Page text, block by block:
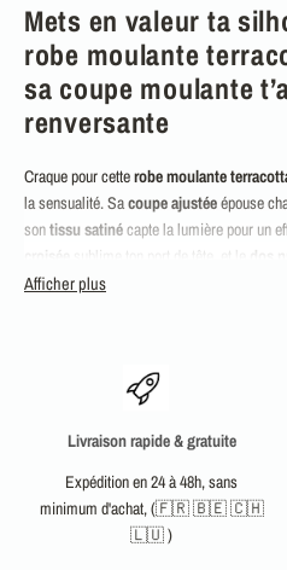
Mets en valeur ta
robe moulante
sa coupe moulante
renversante
Craque pour cetterobe moulante
la sensualité. Sacoupe ajustéeépouse
sontissu satinécapte la lumière pour un
croisée
sublime ton port de tête, et le dos nu
allure à la fois sophistiquée et audacieuse.
silhouette des plus avantageuses. La
valeur toutes les carnations et apporte une
boucles d’oreilles dorées et une pochette
absolue.
Ne passe pas à côté de cette robe
Afficher plus
Livraison rapide & gratuite
Expédition en 24 à 48h, sans
minimum d'achat, (🇫🇷 🇧🇪 🇨🇭
🇱🇺 )